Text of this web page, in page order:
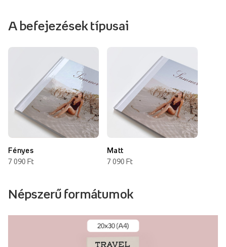
A befejezések típusai
Fényes
7 090 Ft
Matt
7 090 Ft
Népszerű formátumok